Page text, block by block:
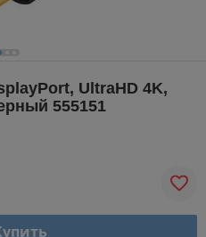
UltraHD 4K,
555151